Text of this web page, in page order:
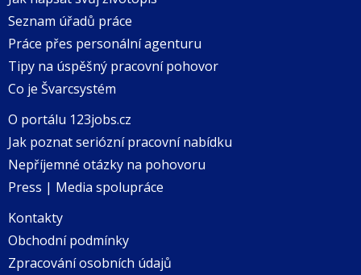
Seznam úřadů práce
Práce přes personální agenturu
Tipy na úspěšný pracovní pohovor
Co je Švarcsystém
O portálu 123jobs.cz
Jak poznat seriózní pracovní nabídku
Nepříjemné otázky na pohovoru
Press | Media spolupráce
Kontakty
Obchodní podmínky
Zpracování osobních údajů